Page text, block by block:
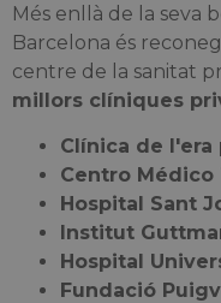
Més enllà de la seva
Barcelona és
centre de la sanitat
millors clíniques
Clínica de
Centro Médico
Hospital Sant
Institut
Hospital
Fundació